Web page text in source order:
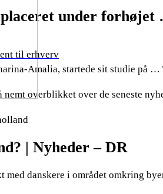
til erhverv
placeret under
Amalia, startede sit studie på
overblikket over de seneste
| Nyheder – DR
danskere i området omkring